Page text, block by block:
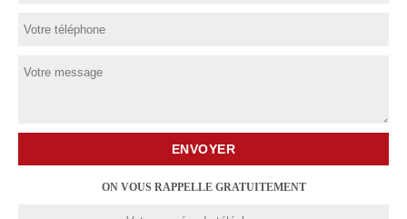
ON VOUS RAPPELLE GRATUITEMENT